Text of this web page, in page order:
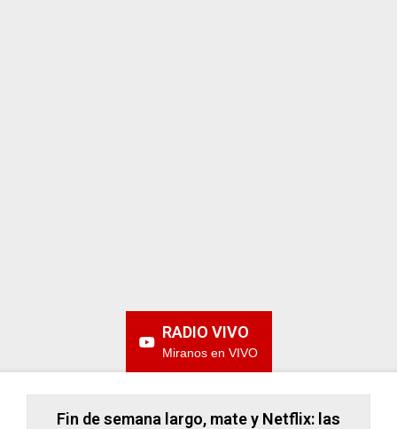
RADIO VIVO
Miranos en VIVO
Fin de semana largo, mate y Netflix: las